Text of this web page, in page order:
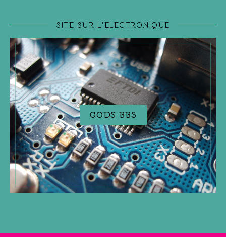
SITE SUR L'ELECTRONIQUE
GODS BBS